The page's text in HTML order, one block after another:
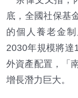
底，全國社保基
的個人養老金
2030年規模將達
外資產配置，「
增長潛力巨大。